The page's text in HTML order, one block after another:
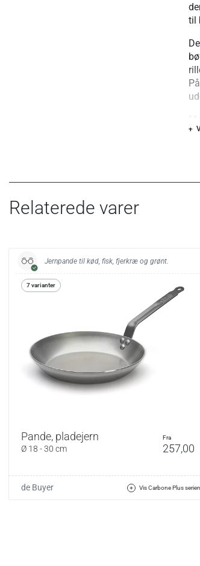
til
+
Relaterede varer
Jernpande til kød, fisk, fjerkræ og grønt.
7 varianter
Pande, pladejern
Ø 18 - 30 cm
fra
257,00
de Buyer Vis Carbone Plus serien